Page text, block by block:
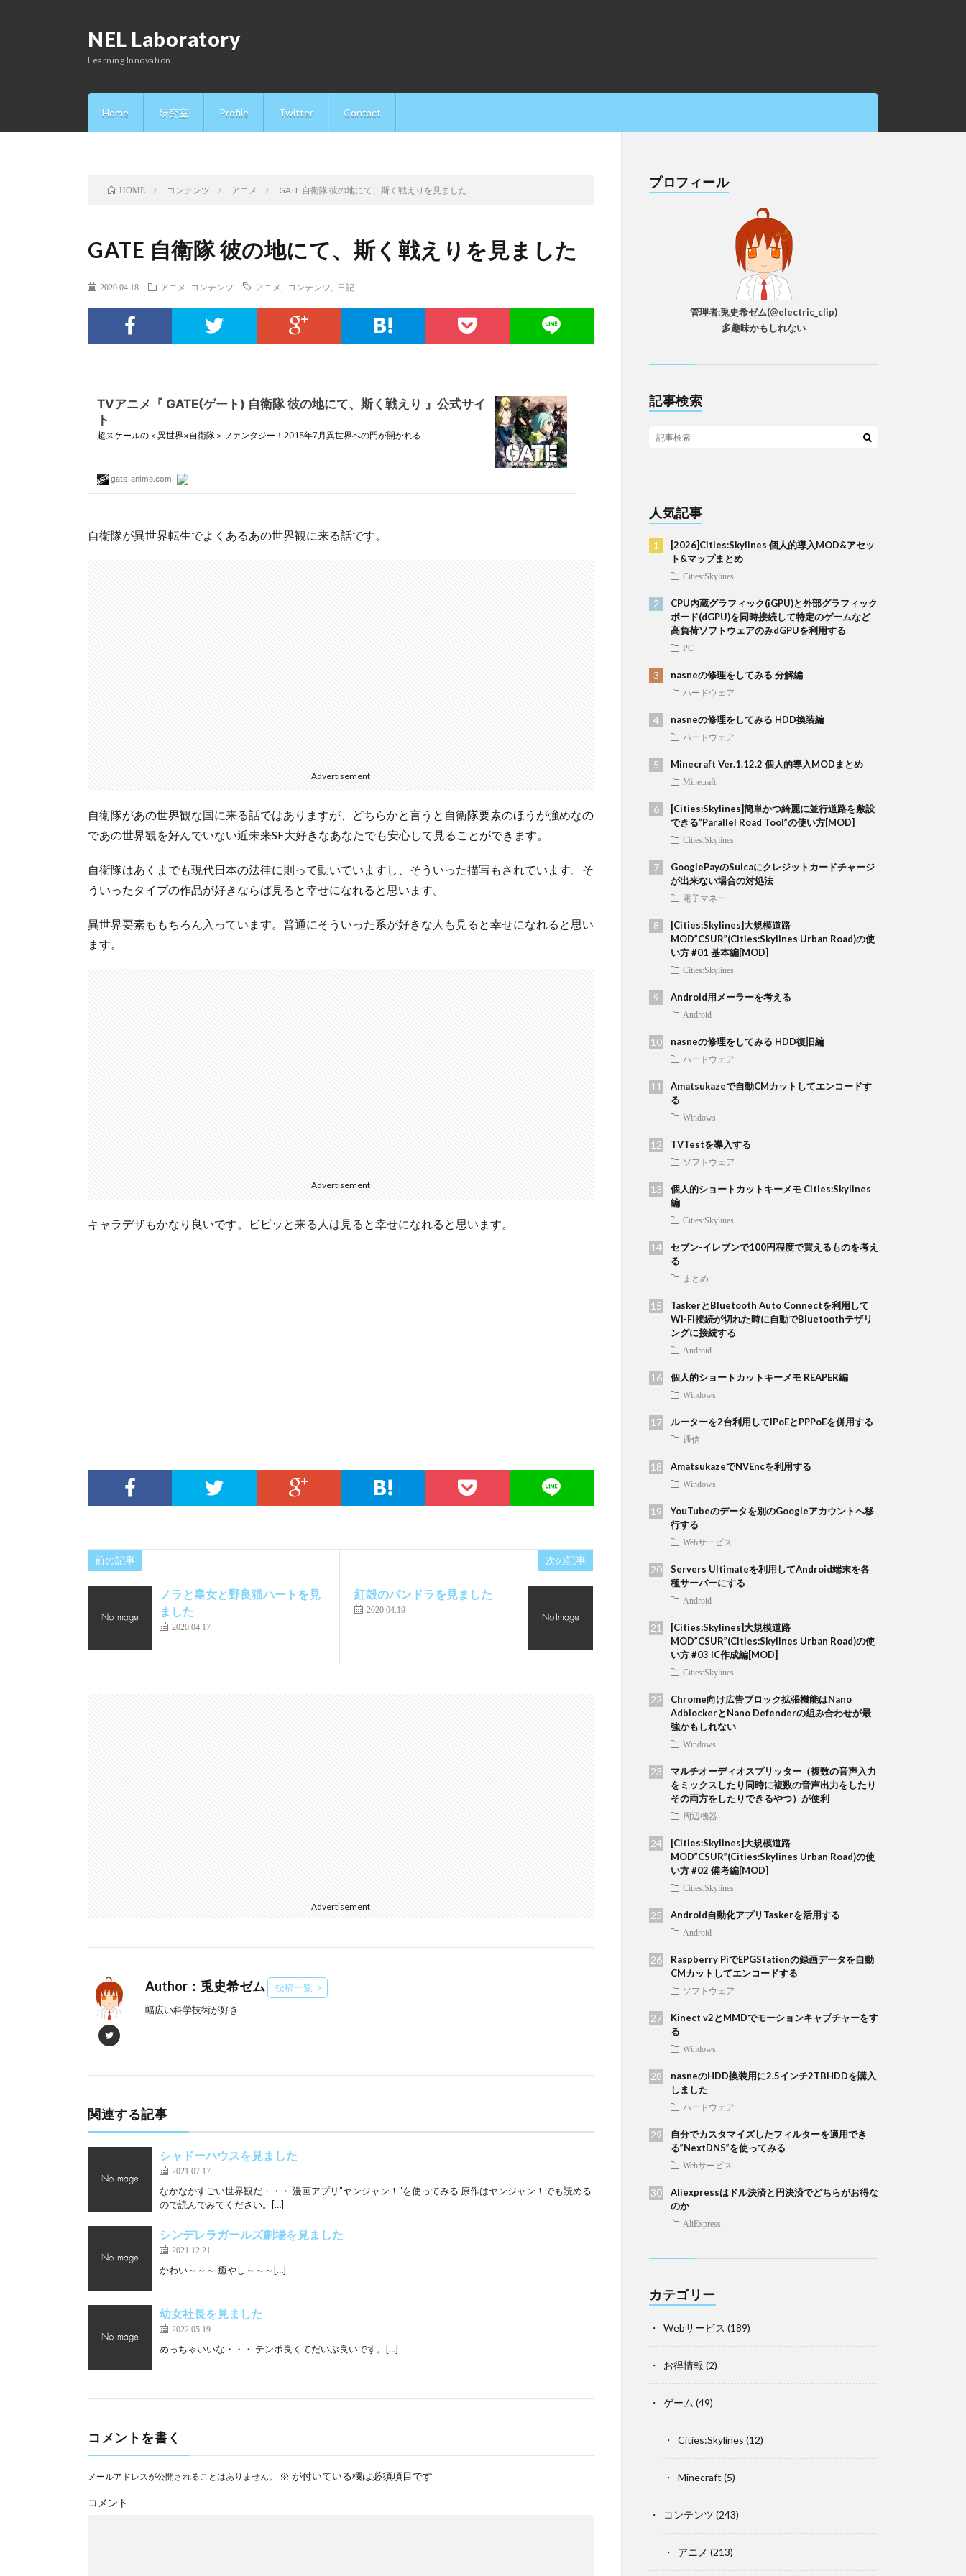
NEL Laboratory
Learning Innovation.
Home 研究室 Profile Twitter Contact
HOME コンテンツ アニメ GATE 自衛隊 彼の地にて、斯く戦えりを見ました
GATE 自衛隊 彼の地にて、斯く戦えりを見ました
2020.04.18 アニメ コンテンツ アニメ コンテンツ 日記
自衛隊が異世界転生でよくあるあの世界観に来る話です。
Advertisement
自衛隊があの世界観な国に来る話ではありますが、どちらかと言うと自衛隊要素のほうが強めなの
であの世界観を好んでいない近未来SF大好きなあなたでも安心して見ることができます。
自衛隊はあくまでも現代日本の法律に則って動いていますし、そういった描写もされています。そ
ういったタイプの作品が好きならば見ると幸せになれると思います。
異世界要素ももちろん入っています。普通にそういった系が好きな人も見ると幸せになれると思い
ます。
Advertisement
キャラデザもかなり良いです。ビビッと来る人は見ると幸せになれると思います。
前の記事
ノラと皇女と野良猫ハートを見
ました
2020.04.17
次の記事
紅殻のパンドラを見ました
2020.04.19
Advertisement
Author：兎史希ゼム
投稿一覧
幅広い科学技術が好き
関連する記事
シャドーハウスを見ました
2021.07.17
なかなかすごい世界観だ・・・ 漫画アプリ”ヤンジャン！”を使ってみる 原作はヤンジャン！でも読める
ので読んでみてください。[…]
シンデレラガールズ劇場を見ました
2021.12.21
かわい～～～ 癒やし～～～[…]
幼女社長を見ました
2022.05.19
めっちゃいいな・・・ テンポ良くてだいぶ良いです。[…]
コメントを書く
メールアドレスが公開されることはありません。 ※ が付いている欄は必須項目です
コメント
プロフィール
管理者:兎史希ゼム(@electric_clip)
多趣味かもしれない
記事検索
人気記事
[2026]Cities:Skylines 個人的導入MOD&アセッ
ト&マップまとめ
Cities:Skylines
CPU内蔵グラフィック(iGPU)と外部グラフィック
ボード(dGPU)を同時接続して特定のゲームなど
高負荷ソフトウェアのみdGPUを利用する
PC
nasneの修理をしてみる 分解編
ハードウェア
nasneの修理をしてみる HDD換装編
ハードウェア
Minecraft Ver.1.12.2 個人的導入MODまとめ
Minecraft
[Cities:Skylines]簡単かつ綺麗に並行道路を敷設
できる”Parallel Road Tool”の使い方[MOD]
Cities:Skylines
GooglePayのSuicaにクレジットカードチャージ
が出来ない場合の対処法
電子マネー
[Cities:Skylines]大規模道路
MOD”CSUR”(Cities:Skylines Urban Road)の使
い方 #01 基本編[MOD]
Cities:Skylines
Android用メーラーを考える
Android
nasneの修理をしてみる HDD復旧編
ハードウェア
Amatsukazeで自動CMカットしてエンコードす
る
Windows
TVTestを導入する
ソフトウェア
個人的ショートカットキーメモ Cities:Skylines
編
Cities:Skylines
セブン-イレブンで100円程度で買えるものを考え
る
まとめ
TaskerとBluetooth Auto Connectを利用して
Wi-Fi接続が切れた時に自動でBluetoothテザリ
ングに接続する
Android
個人的ショートカットキーメモ REAPER編
Windows
ルーターを2台利用してIPoEとPPPoEを併用する
通信
AmatsukazeでNVEncを利用する
Windows
YouTubeのデータを別のGoogleアカウントへ移
行する
Webサービス
Servers Ultimateを利用してAndroid端末を各
種サーバーにする
Android
[Cities:Skylines]大規模道路
MOD”CSUR”(Cities:Skylines Urban Road)の使
い方 #03 IC作成編[MOD]
Cities:Skylines
Chrome向け広告ブロック拡張機能はNano
AdblockerとNano Defenderの組み合わせが最
強かもしれない
Windows
マルチオーディオスプリッター（複数の音声入力
をミックスしたり同時に複数の音声出力をしたり
その両方をしたりできるやつ）が便利
周辺機器
[Cities:Skylines]大規模道路
MOD”CSUR”(Cities:Skylines Urban Road)の使
い方 #02 備考編[MOD]
Cities:Skylines
Android自動化アプリTaskerを活用する
Android
Raspberry PiでEPGStationの録画データを自動
CMカットしてエンコードする
ソフトウェア
Kinect v2とMMDでモーションキャプチャーをす
る
Windows
nasneのHDD換装用に2.5インチ2TBHDDを購入
しました
ハードウェア
自分でカスタマイズしたフィルターを適用でき
る”NextDNS”を使ってみる
Webサービス
Aliexpressはドル決済と円決済でどちらがお得な
のか
AliExpress
カテゴリー
Webサービス (189)
お得情報 (2)
ゲーム (49)
Cities:Skylines (12)
Minecraft (5)
コンテンツ (243)
アニメ (213)